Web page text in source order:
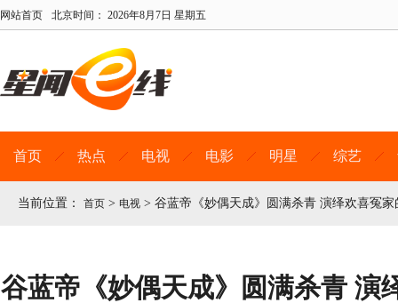
网站首页 北京时间： 2026年8月7日 星期五
首页 热点 电视 电影 明星 综艺
当前位置： 首页 > 电视 > 谷蓝帝《妙偶天成》圆满杀青 演绎欢喜冤家
谷蓝帝《妙偶天成》圆满杀青 演